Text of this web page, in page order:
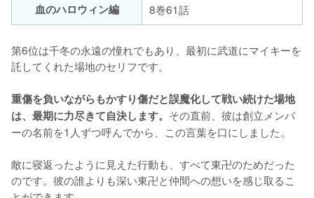
血のハロウィン編 8巻61話
第6位は千冬の永遠の憧れでもあり、最初に武道にマイキーを
託してくれた場地のセリフです。
重傷を負いながらもかすり傷だと誤魔化して戦い続けた場地
は、最期に力尽きて自決します。 その直前、彼は創立メンバ
ーの名前を1人ずつ呼んでから、この言葉を口にしました。
敵に寝返ったように見えた行動も、すべて東卍のためだった
のです。彼の誰よりも深い東卍と仲間への想いを感じ取るこ